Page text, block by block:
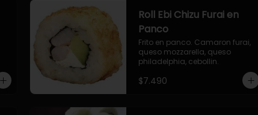
Roll Ebi Chizu Furai en
Panco
Frito en panco. Camaron furai,
queso mozzarella, queso
philadelphia, cebollin.
$7.490